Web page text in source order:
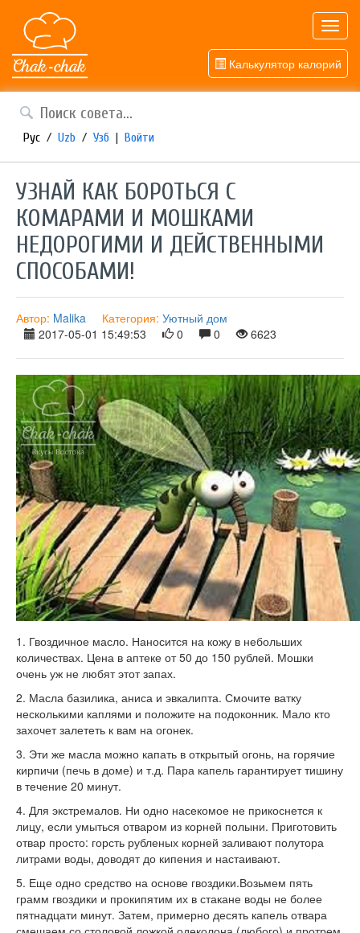
Калькулятор калорий
Рус / Uzb / Узб | Войти
УЗНАЙ КАК БОРОТЬСЯ С
КОМАРАМИ И МОШКАМИ
НЕДОРОГИМИ И ДЕЙСТВЕННЫМИ
СПОСОБАМИ!
Автор: Malika Категория: Уютный дом
2017-05-01 15:49:53
0 0 6623
1. Гвоздичное масло. Наносится на кожу в небольших
количествах. Цена в аптеке от 50 до 150 рублей. Мошки
очень уж не любят этот запах.
2. Масла базилика, аниса и эвкалипта. Смочите ватку
несколькими каплями и положите на подоконник. Мало кто
захочет залететь к вам на огонек.
3. Эти же масла можно капать в открытый огонь, на горячие
кирпичи (печь в доме) и т.д. Пара капель гарантирует тишину
в течение 20 минут.
4. Для экстремалов. Ни одно насекомое не прикоснется к
лицу, если умыться отваром из корней полыни. Приготовить
отвар просто: горсть рубленых корней заливают полутора
литрами воды, доводят до кипения и настаивают.
5. Еще одно средство на основе гвоздики.Возьмем пять
грамм гвоздики и прокипятим их в стакане воды не более
пятнадцати минут. Затем, примерно десять капель отвара